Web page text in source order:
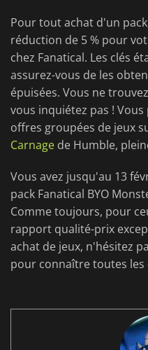
Pour tout achat d'un
réduction de 5 % pour
chez Fanatical. Les clés
assurez-vous de les
épuisées. Vous ne
vous inquiétez pas !
offres groupées de jeux
Carnage de Humble,
Vous avez jusqu'au 13
pack Fanatical BYO
Comme toujours, pour
rapport qualité-prix
achat de jeux, n'hésitez
pour connaître toutes les